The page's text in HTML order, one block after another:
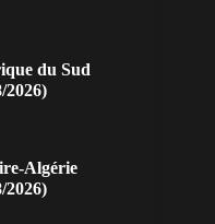
du Sud
2026)
Algérie
2026)